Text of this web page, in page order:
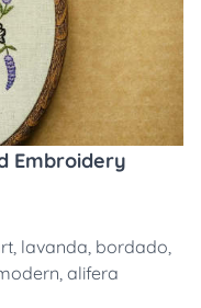
Embroidery
, lavanda, bordado,
, alifera